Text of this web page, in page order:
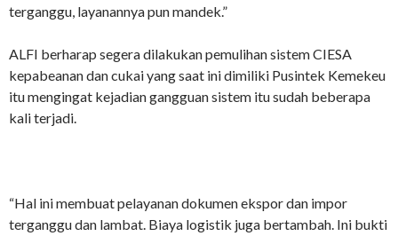
terganggu, layanannya pun mandek.”
ALFI berharap segera dilakukan pemulihan sistem CIESA
kepabeanan dan cukai yang saat ini dimiliki Pusintek Kemekeu
itu mengingat kejadian gangguan sistem itu sudah beberapa
kali terjadi.
“Hal ini membuat pelayanan dokumen ekspor dan impor
terganggu dan lambat. Biaya logistik juga bertambah. Ini bukti